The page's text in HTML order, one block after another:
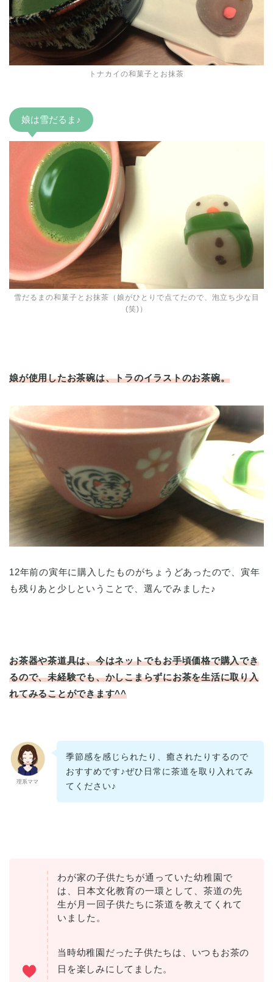
トナカイの和菓子とお抹茶
娘は雪だるま♪
雪だるまの和菓子とお抹茶（娘がひとりで点てたので、泡立ち少な目
(笑)）
娘が使用したお茶碗は、トラのイラストのお茶碗。
12年前の寅年に購入したものがちょうどあったので、寅年
も残りあと少しということで、選んでみました♪
お茶器や茶道具は、今はネットでもお手頃価格で購入でき
るので、未経験でも、かしこまらずにお茶を生活に取り入
れてみることができます^^
理系ママ
季節感を感じられたり、癒されたりするので
おすすめです♪ぜひ日常に茶道を取り入れてみ
てください♪
わが家の子供たちが通っていた幼稚園で
は、日本文化教育の一環として、茶道の先
生が月一回子供たちに茶道を教えてくれて
いました。
当時幼稚園だった子供たちは、いつもお茶の
日を楽しみにしてました。